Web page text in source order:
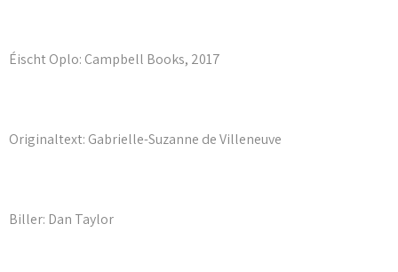
Éischt Oplo: Campbell Books, 2017
Originaltext: Gabrielle-Suzanne de Villeneuve
Biller: Dan Taylor